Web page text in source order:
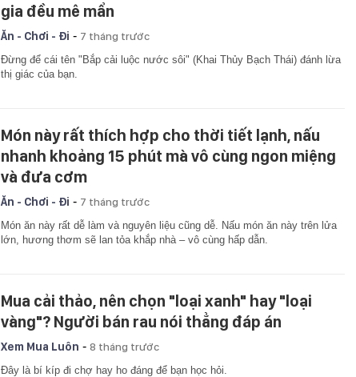
gia đều mê mẩn
Ăn - Chơi - Đi - 7 tháng trước
Đừng để cái tên "Bắp cải luộc nước sôi" (Khai Thủy Bạch Thái) đánh lừa
thị giác của bạn.
Món này rất thích hợp cho thời tiết lạnh, nấu
nhanh khoảng 15 phút mà vô cùng ngon miệng
và đưa cơm
Ăn - Chơi - Đi - 7 tháng trước
Món ăn này rất dễ làm và nguyên liệu cũng dễ. Nấu món ăn này trên lửa
lớn, hương thơm sẽ lan tỏa khắp nhà – vô cùng hấp dẫn.
Mua cải thảo, nên chọn "loại xanh" hay "loại
vàng"? Người bán rau nói thẳng đáp án
Xem Mua Luôn - 8 tháng trước
Đây là bí kíp đi chợ hay ho đáng để bạn học hỏi.